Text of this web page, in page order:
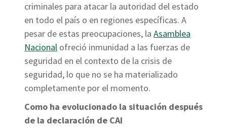
criminales para atacar la autoridad del estado
en todo el país o en regiones específicas. A
pesar de estas preocupaciones, la Asamblea
Nacional ofreció inmunidad a las fuerzas de
seguridad en el contexto de la crisis de
seguridad, lo que no se ha materializado
completamente por el momento.
Como ha evolucionado la situación después
de la declaración de CAI